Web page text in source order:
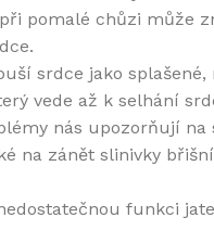
pomalé chůzi může
srdce jako splašené,
vede až k selhání
nás upozorňují na
na zánět slinivky
funkci